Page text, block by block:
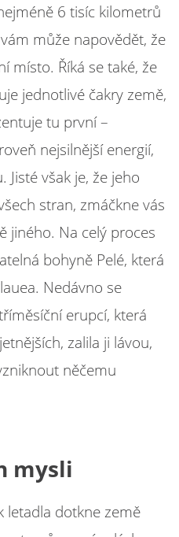
6 tisíc kilometrů
může napovědět, že
místo. Říká se také, že
jednotlivé čakry země,
tu první –
nejsilnější energií,
však je, že jeho
stran, zmáčkne vás
jiného. Na celý proces
bohyně Pelé, která
Nedávno se
erupcí, která
zalila ji lávou,
něčemu
mysli
letadla dotkne země